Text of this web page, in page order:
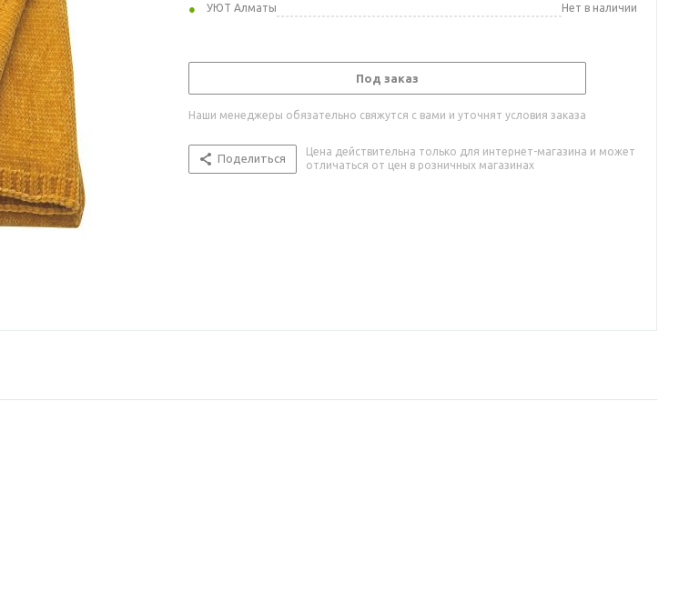
УЮТ Алматы
Нет в наличии
Под заказ
Наши менеджеры обязательно свяжутся с вами и уточнят условия заказа
Поделиться
Цена действительна только для интернет-магазина и может
отличаться от цен в розничных магазинах